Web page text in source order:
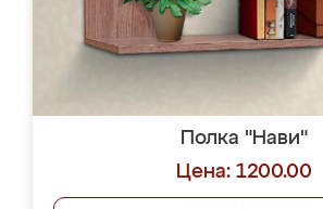
Полка "Нави"
Цена: 1200.00